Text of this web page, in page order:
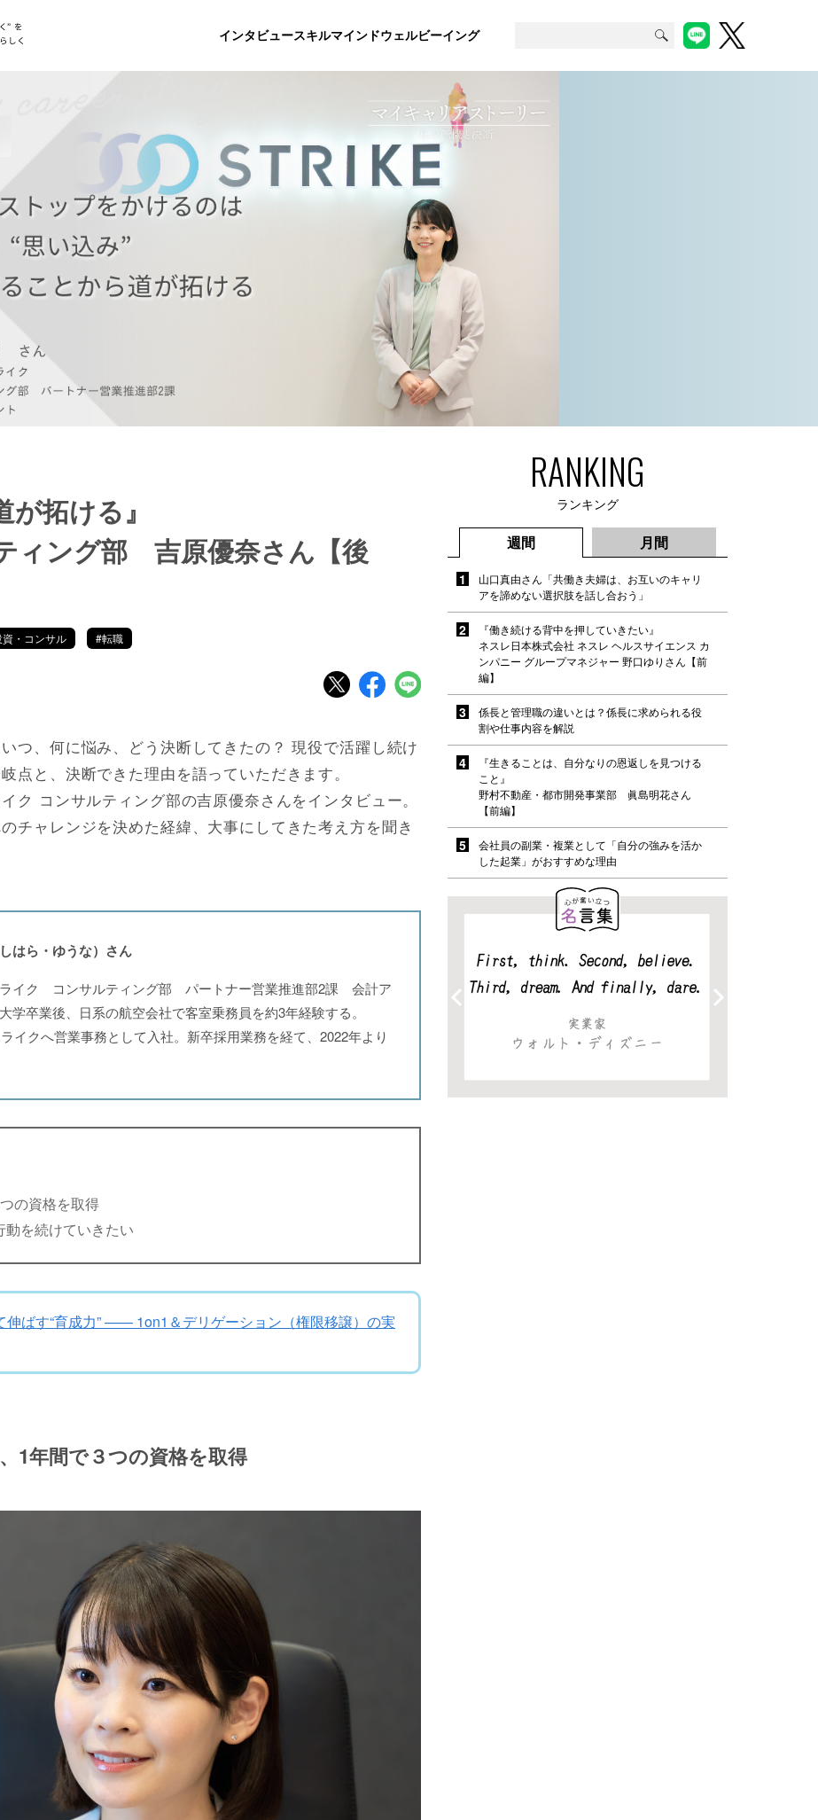
インタビュースキルマインドウェルビーイング
拓ける』
ィング部 吉原優奈さん【後
・コンサル #転職
つ、何に悩み、どう決断してきたの？ 現役で活躍し続け
点と、決断できた理由を語っていただきます。
ク コンサルティング部の吉原優奈さんをインタビュー。
チャレンジを決めた経緯、大事にしてきた考え方を聞き
はら・ゆうな）さん
イク コンサルティング部 パートナー営業推進部2課 会計ア
学卒業後、日系の航空会社で客室乗務員を約3年経験する。
イクへ営業事務として入社。新卒採用業務を経て、2022年より
の資格を取得
を続けていきたい
伸ばす“育成力” —— 1on1＆デリゲーション（権限移譲）の実
1年間で３つの資格を取得
RANKING
ランキング
週間 月間
山口真由さん「共働き夫婦は、お互いのキャリ
アを諦めない選択肢を話し合おう」
『働き続ける背中を押していきたい』
ネスレ日本株式会社 ネスレ ヘルスサイエンス カ
ンパニー グループマネジャー 野口ゆりさん【前
編】
係長と管理職の違いとは？係長に求められる役
割や仕事内容を解説
『生きることは、自分なりの恩返しを見つける
こと』
野村不動産・都市開発事業部 眞島明花さん
【前編】
会社員の副業・複業として「自分の強みを活か
した起業」がおすすめな理由